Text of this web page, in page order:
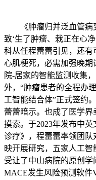
《肿瘤归并泛血管病
致‘生了肿瘤、栽正在心
科从任程蕾蕾引见，还有
心肌梗死，必需加强晚
院-居家的智能监测收集
外，“肿瘤患者的全程办
工智能结合体”正式签约
蕾蕾暗示。也成了医学界
摸索。于2023年发布中
诊疗》，程蕾蕾率领团队
映开展研究，五家人工
受让了中山病院的原创
MACE发生风险预测软件